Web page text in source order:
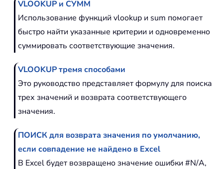
VLOOKUP и СУММ
Использование функций vlookup и sum помогает
быстро найти указанные критерии и одновременно
суммировать соответствующие значения.
VLOOKUP тремя способами
Это руководство представляет формулу для поиска
трех значений и возврата соответствующего
значения.
ПОИСК для возврата значения по умолчанию,
если совпадение не найдено в Excel
В Excel будет возвращено значение ошибки #N/A,